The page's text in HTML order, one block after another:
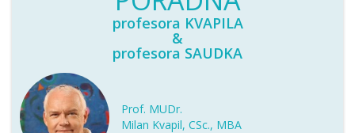
profesora KVAPILA
&
profesora SAUDKA
Prof. MUDr.
Milan Kvapil, CSc., MBA